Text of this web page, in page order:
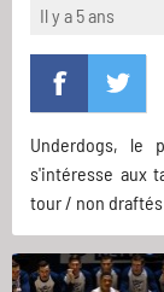
Il y a 5 ans
Underdogs, le
s'intéresse aux
tour / non draftés